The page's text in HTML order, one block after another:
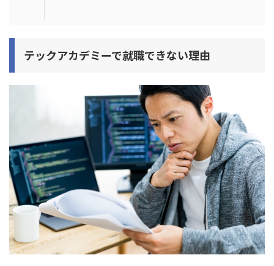
テックアカデミーで就職できない理由